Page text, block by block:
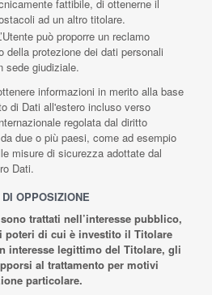
fattibile, di ottenerne il
ad un altro titolare.
può proporre un reclamo
della protezione dei dati personali
sede giudiziale.
informazioni in merito alla base
di Dati all'estero incluso verso
regolata dal diritto
due o più paesi, come ad esempio
misure di sicurezza adottate dal
Dati.
OPPOSIZIONE
trattati nell’interesse pubblico,
poteri di cui è investito il Titolare
interesse legittimo del Titolare, gli
al trattamento per motivi
particolare.